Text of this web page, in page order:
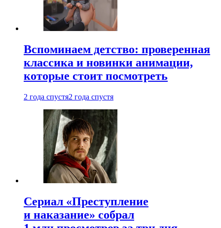
Вспоминаем детство: проверенная
классика и новинки анимации,
которые стоит посмотреть
2 года спустя2 года спустя
Сериал «Преступление
и наказание» собрал